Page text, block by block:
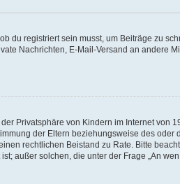
registriert sein musst, um Beiträge zu
Nachrichten, E-Mail-Versand an andere
Privatsphäre von Kindern im Internet von
der Eltern beziehungsweise des
rechtlichen Beistand zu Rate. Bitte
außer solchen, die unter der Frage „An